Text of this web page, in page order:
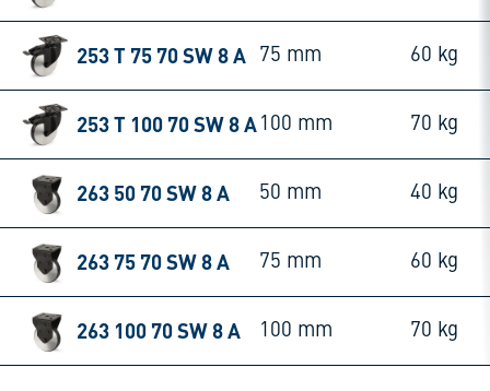
253 T 75 70 SW 8 A 75 mm 60 kg
253 T 100 70 SW 8 A 100 mm 70 kg
263 50 70 SW 8 A 50 mm 40 kg
263 75 70 SW 8 A 75 mm 60 kg
263 100 70 SW 8 A 100 mm 70 kg